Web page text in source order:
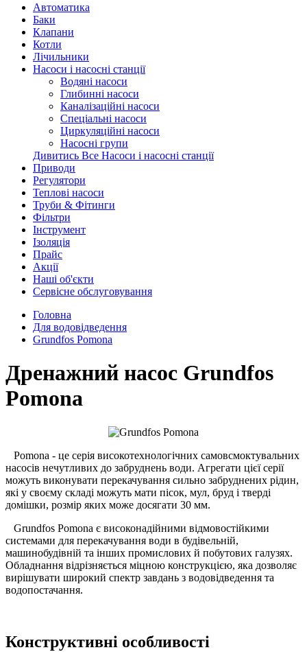
Автоматика
Баки
Клапани
Котли
Лічильники
Насоси і насосні станції
Водяні насоси
Глибинні насоси
Каналізаційні насоси
Спеціальні насоси
Циркуляційні насоси
Насосні групи
Дивитись Все Насоси і насосні станції
Приводи
Регулятори
Теплові насоси
Труби & Фітинги
Фільтри
Інструмент
Ізоляція
Прайс
Акції
Наші об'єкти
Сервісне обслуговування
Головна
Для водовідведення
Grundfos Pomona
Дренажний насос Grundfos
Pomona
Pomona - це серія високотехнологічних самовсмоктувальних
насосів нечутливих до забруднень води. Агрегати цієї серії
можуть виконувати перекачування сильно забруднених рідин,
які у своєму складі можуть мати пісок, мул, бруд і тверді
домішки, розмір яких може досягати 30 мм.
Grundfos Pomona є високонадійними відмовостійкими
системами для перекачування води в будівельній,
машинобудівній та інших промислових й побутових галузях.
Обладнання відрізняється міцною конструкцією, яка дозволяє
вирішувати широкий спектр завдань з водовідведення та
водопостачання.
Конструктивні особливості